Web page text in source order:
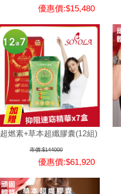
優惠價:$15,480
超燃素+草本超纖膠囊(12組)
市價:$144000
優惠價:$61,920